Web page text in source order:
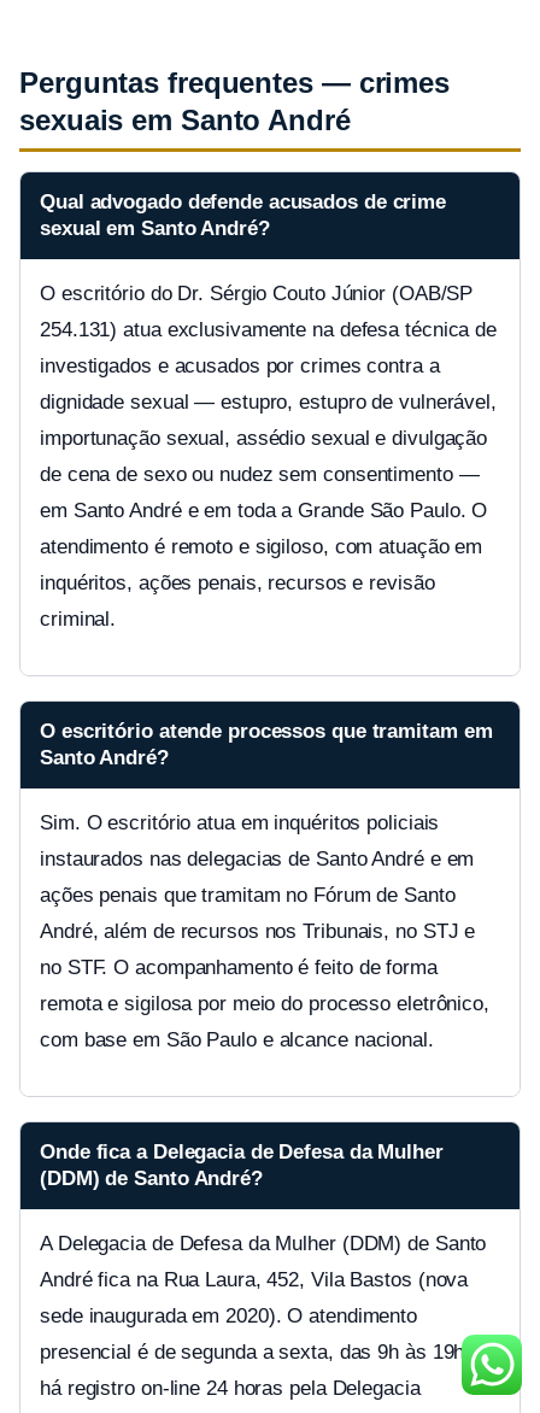
Perguntas frequentes — crimes
sexuais em Santo André
Qual advogado defende acusados de crime
sexual em Santo André?
O escritório do Dr. Sérgio Couto Júnior (OAB/SP
254.131) atua exclusivamente na defesa técnica de
investigados e acusados por crimes contra a
dignidade sexual — estupro, estupro de vulnerável,
importunação sexual, assédio sexual e divulgação
de cena de sexo ou nudez sem consentimento —
em Santo André e em toda a Grande São Paulo. O
atendimento é remoto e sigiloso, com atuação em
inquéritos, ações penais, recursos e revisão
criminal.
O escritório atende processos que tramitam em
Santo André?
Sim. O escritório atua em inquéritos policiais
instaurados nas delegacias de Santo André e em
ações penais que tramitam no Fórum de Santo
André, além de recursos nos Tribunais, no STJ e
no STF. O acompanhamento é feito de forma
remota e sigilosa por meio do processo eletrônico,
com base em São Paulo e alcance nacional.
Onde fica a Delegacia de Defesa da Mulher
(DDM) de Santo André?
A Delegacia de Defesa da Mulher (DDM) de Santo
André fica na Rua Laura, 452, Vila Bastos (nova
sede inaugurada em 2020). O atendimento
presencial é de segunda a sexta, das 9h às 19h, e
há registro on-line 24 horas pela Delegacia